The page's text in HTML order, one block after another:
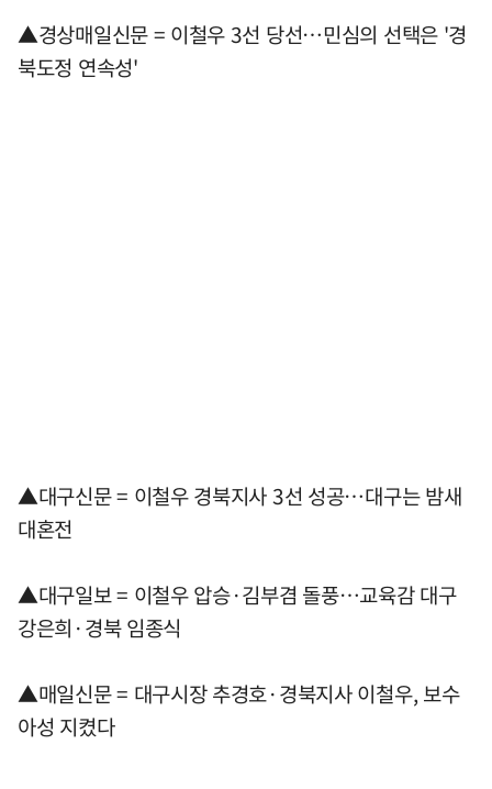
▲경상매일신문 = 이철우 3선 당선…민심의 선택은 '경
북도정 연속성'
▲대구신문 = 이철우 경북지사 3선 성공…대구는 밤새
대혼전
▲대구일보 = 이철우 압승·김부겸 돌풍…교육감 대구
강은희·경북 임종식
▲매일신문 = 대구시장 추경호·경북지사 이철우, 보수
아성 지켰다